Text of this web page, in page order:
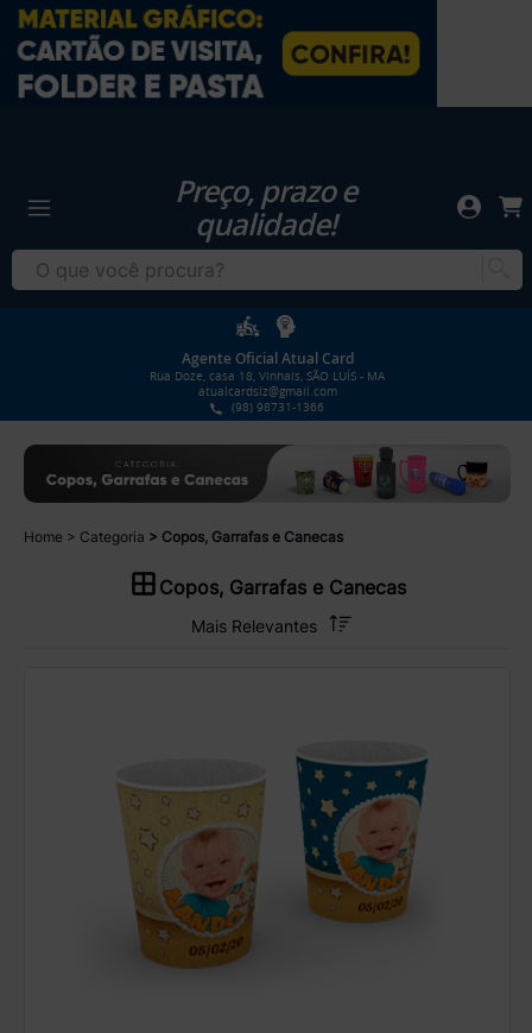
Preço, prazo e
qualidade!
Agente Oficial Atual Card
Rua Doze, casa 18, Vinhais, SÃO LUÍS - MA
atualcardslz@gmail.com
(98) 98731-1366
Home Categoria Copos, Garrafas e Canecas
Copos, Garrafas e Canecas